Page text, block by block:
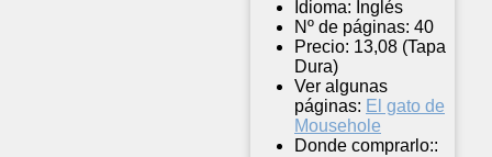
Idioma: Inglés
Nº de páginas: 40
Precio: 13,08 (Tapa
Dura)
Ver algunas
páginas: El gato de
Mousehole
Donde comprarlo::